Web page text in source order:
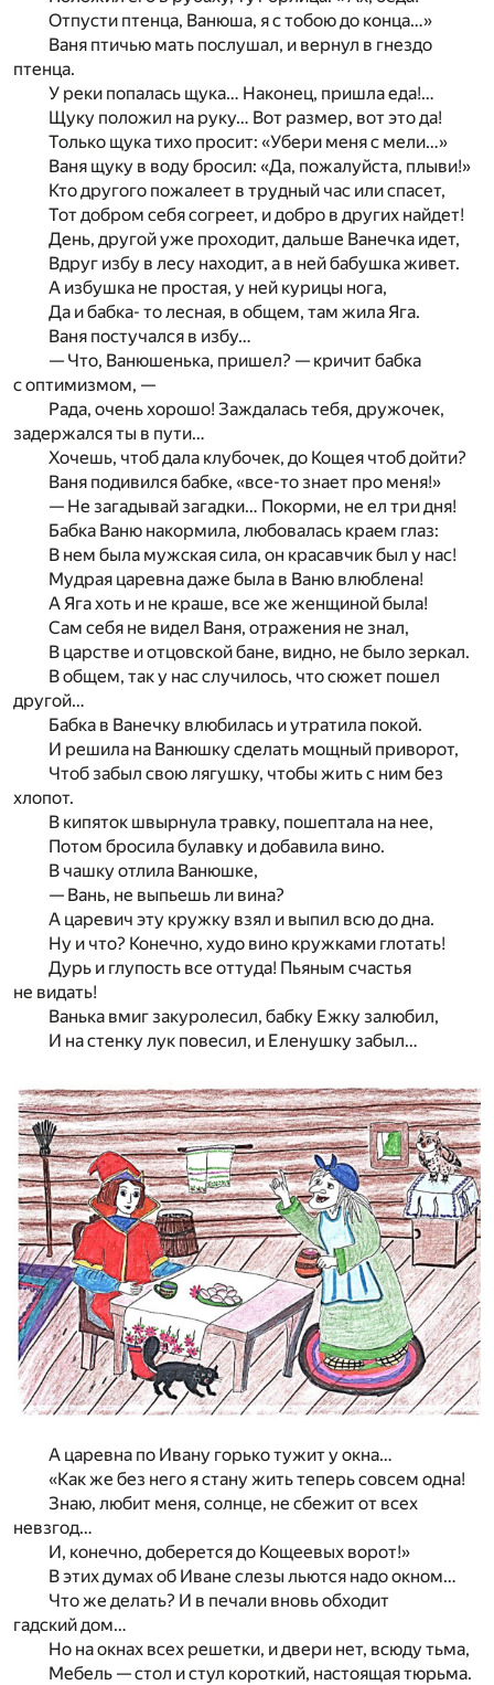
Отпусти птенца, Ванюша, я с тобою до конца…»
Ваня птичью мать послушал, и вернул в гнездо
птенца.
У реки попалась щука… Наконец, пришла еда!…
Щуку положил на руку… Вот размер, вот это да!
Только щука тихо просит: «Убери меня с мели…»
Ваня щуку в воду бросил: «Да, пожалуйста, плыви!»
Кто другого пожалеет в трудный час или спасет,
Тот добром себя согреет, и добро в других найдет!
День, другой уже проходит, дальше Ванечка идет,
Вдруг избу в лесу находит, а в ней бабушка живет.
А избушка не простая, у ней курицы нога,
Да и бабка- то лесная, в общем, там жила Яга.
Ваня постучался в избу…
— Что, Ванюшенька, пришел? — кричит бабка
с оптимизмом, —
Рада, очень хорошо! Заждалась тебя, дружочек,
задержался ты в пути…
Хочешь, чтоб дала клубочек, до Кощея чтоб дойти?
Ваня подивился бабке, «все-то знает про меня!»
— Не загадывай загадки… Покорми, не ел три дня!
Бабка Ваню накормила, любовалась краем глаз:
В нем была мужская сила, он красавчик был у нас!
Мудрая царевна даже была в Ваню влюблена!
А Яга хоть и не краше, все же женщиной была!
Сам себя не видел Ваня, отражения не знал,
В царстве и отцовской бане, видно, не было зеркал.
В общем, так у нас случилось, что сюжет пошел
другой…
Бабка в Ванечку влюбилась и утратила покой.
И решила на Ванюшку сделать мощный приворот,
Чтоб забыл свою лягушку, чтобы жить с ним без
хлопот.
В кипяток швырнула травку, пошептала на нее,
Потом бросила булавку и добавила вино.
В чашку отлила Ванюшке,
— Вань, не выпьешь ли вина?
А царевич эту кружку взял и выпил всю до дна.
Ну и что? Конечно, худо вино кружками глотать!
Дурь и глупость все оттуда! Пьяным счастья
не видать!
Ванька вмиг закуролесил, бабку Ежку залюбил,
И на стенку лук повесил, и Еленушку забыл…
А царевна по Ивану горько тужит у окна…
«Как же без него я стану жить теперь совсем одна!
Знаю, любит меня, солнце, не сбежит от всех
невзгод…
И, конечно, доберется до Кощеевых ворот!»
В этих думах об Иване слезы льются надо окном…
Что же делать? И в печали вновь обходит
гадский дом…
Но на окнах всех решетки, и двери нет, всюду тьма,
Мебель — стол и стул короткий, настоящая тюрьма.